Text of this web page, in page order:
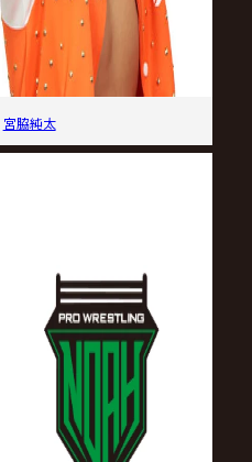
宮脇純太